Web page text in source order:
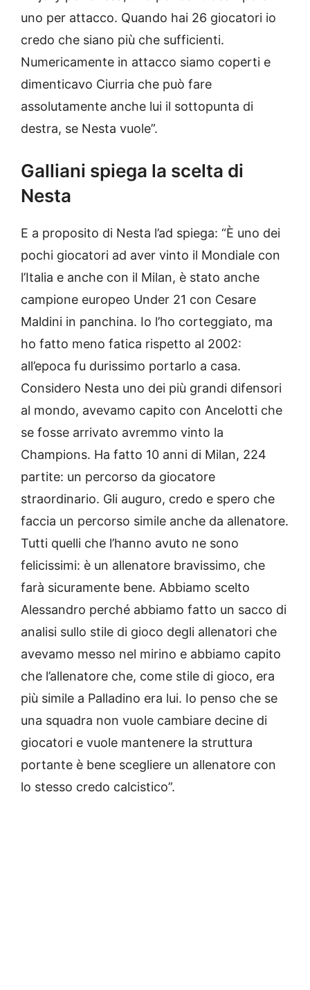
uno per attacco. Quando hai 26 giocatori io
credo che siano più che sufficienti.
Numericamente in attacco siamo coperti e
dimenticavo Ciurria che può fare
assolutamente anche lui il sottopunta di
destra, se Nesta vuole”.
Galliani spiega la scelta di
Nesta
E a proposito di Nesta l’ad spiega: “È uno dei
pochi giocatori ad aver vinto il Mondiale con
l’Italia e anche con il Milan, è stato anche
campione europeo Under 21 con Cesare
Maldini in panchina. Io l’ho corteggiato, ma
ho fatto meno fatica rispetto al 2002:
all’epoca fu durissimo portarlo a casa.
Considero Nesta uno dei più grandi difensori
al mondo, avevamo capito con Ancelotti che
se fosse arrivato avremmo vinto la
Champions. Ha fatto 10 anni di Milan, 224
partite: un percorso da giocatore
straordinario. Gli auguro, credo e spero che
faccia un percorso simile anche da allenatore.
Tutti quelli che l’hanno avuto ne sono
felicissimi: è un allenatore bravissimo, che
farà sicuramente bene. Abbiamo scelto
Alessandro perché abbiamo fatto un sacco di
analisi sullo stile di gioco degli allenatori che
avevamo messo nel mirino e abbiamo capito
che l’allenatore che, come stile di gioco, era
più simile a Palladino era lui. Io penso che se
una squadra non vuole cambiare decine di
giocatori e vuole mantenere la struttura
portante è bene scegliere un allenatore con
lo stesso credo calcistico”.